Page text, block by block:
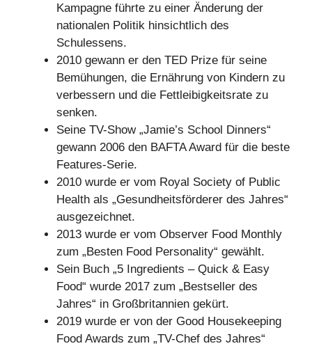
Kampagne führte zu einer Änderung der
nationalen Politik hinsichtlich des
Schulessens.
2010 gewann er den TED Prize für seine
Bemühungen, die Ernährung von Kindern zu
verbessern und die Fettleibigkeitsrate zu
senken.
Seine TV-Show „Jamie’s School Dinners“
gewann 2006 den BAFTA Award für die beste
Features-Serie.
2010 wurde er vom Royal Society of Public
Health als „Gesundheitsförderer des Jahres“
ausgezeichnet.
2013 wurde er vom Observer Food Monthly
zum „Besten Food Personality“ gewählt.
Sein Buch „5 Ingredients – Quick & Easy
Food“ wurde 2017 zum „Bestseller des
Jahres“ in Großbritannien gekürt.
2019 wurde er von der Good Housekeeping
Food Awards zum „TV-Chef des Jahres“